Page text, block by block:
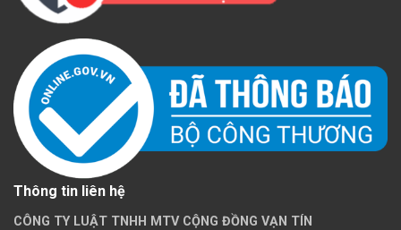
Thông tin liên hệ
CÔNG TY LUẬT TNHH MTV CỘNG ĐỒNG VẠN TÍN